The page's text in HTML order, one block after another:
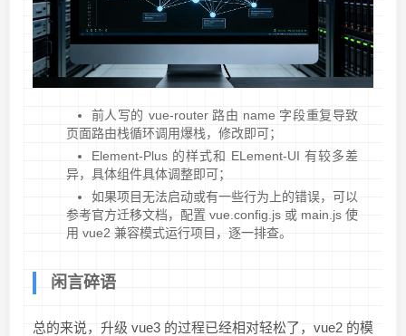
前人写的 vue-router 路由 name 字段重复导致
页面路由栈循环调用爆栈，修改即可；
Element-Plus 的样式和 ELement-UI 有较多差
异，具体组件具体调整即可；
如果项目无法启动或有一些行为上的错误，可以
参考官方迁移文档，配置 vue.config.js 或 main.js 使
用 vue2 兼容模式运行项目，逐一排查。
闲言碎语
总的来说，升级 vue3 的过程已经相对轻松了，vue2 的模